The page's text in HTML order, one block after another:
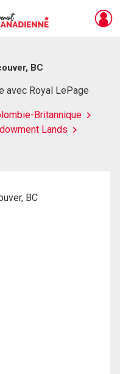
BC
avec Royal LePage
Britannique
Lands